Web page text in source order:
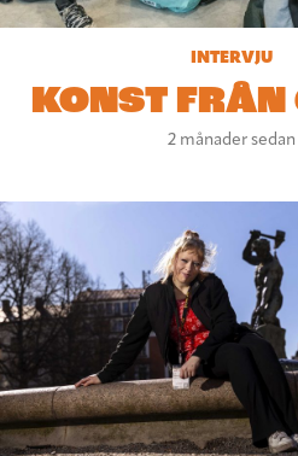
INTERVJU
KONST FRÅN
2 månader sedan